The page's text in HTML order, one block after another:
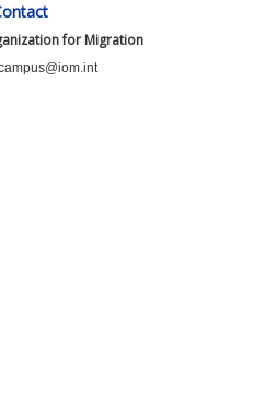
for Migration